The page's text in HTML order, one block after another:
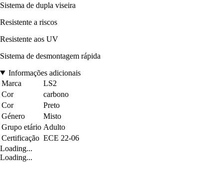
Sistema de dupla viseira
Resistente a riscos
Resistente aos UV
Sistema de desmontagem rápida
Informações adicionais
Marca
LS2
Cor
carbono
Cor
Preto
Género
Misto
Grupo etário Adulto
Certificação ECE 22-06
Loading...
Loading...